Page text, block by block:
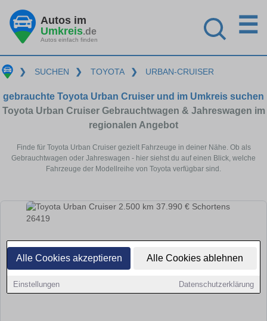
Alle Cookies akzeptieren Alle Cookies ablehnen
Einstellungen Datenschutzerklärung
Autos im
Umkreis.de
Autos einfach finden
☰
❯ SUCHEN ❯ TOYOTA ❯ URBAN-CRUISER
gebrauchte Toyota Urban Cruiser und im Umkreis suchen
Toyota Urban Cruiser Gebrauchtwagen & Jahreswagen im
regionalen Angebot
Finde für Toyota Urban Cruiser gezielt Fahrzeuge in deiner Nähe. Ob als
Gebrauchtwagen oder Jahreswagen - hier siehst du auf einen Blick, welche
Fahrzeuge der Modellreihe von Toyota verfügbar sind.